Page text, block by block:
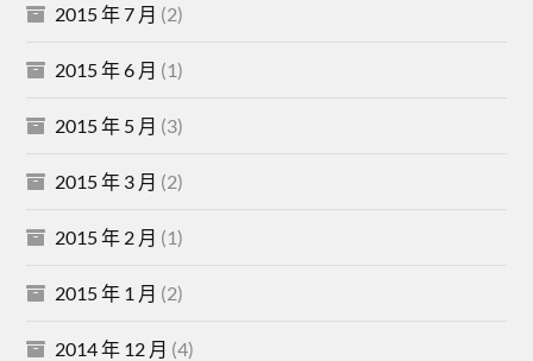
2015 年 7 月 (2)
2015 年 6 月 (1)
2015 年 5 月 (3)
2015 年 3 月 (2)
2015 年 2 月 (1)
2015 年 1 月 (2)
2014 年 12 月 (4)